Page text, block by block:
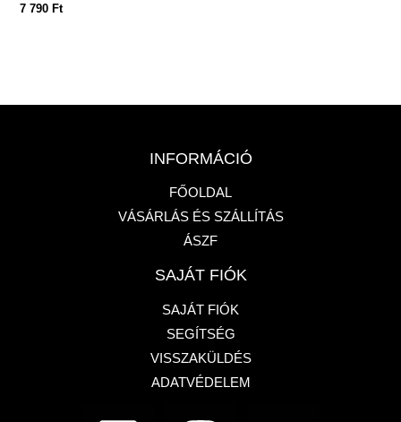
7 790 Ft
INFORMÁCIÓ
FŐOLDAL
VÁSÁRLÁS ÉS SZÁLLÍTÁS
ÁSZF
SAJÁT FIÓK
SAJÁT FIÓK
SEGÍTSÉG
VISSZAKÜLDÉS
ADATVÉDELEM